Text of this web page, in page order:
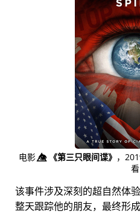
电影👁️⃤《第三只眼间谍》 ，
看
该事件涉及深刻的超自然体
整天跟踪他的朋友，最终形